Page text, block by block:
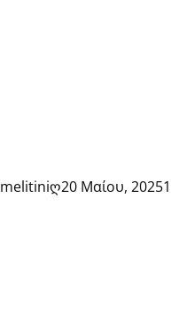
melitiniღ20 Μαίου, 2025